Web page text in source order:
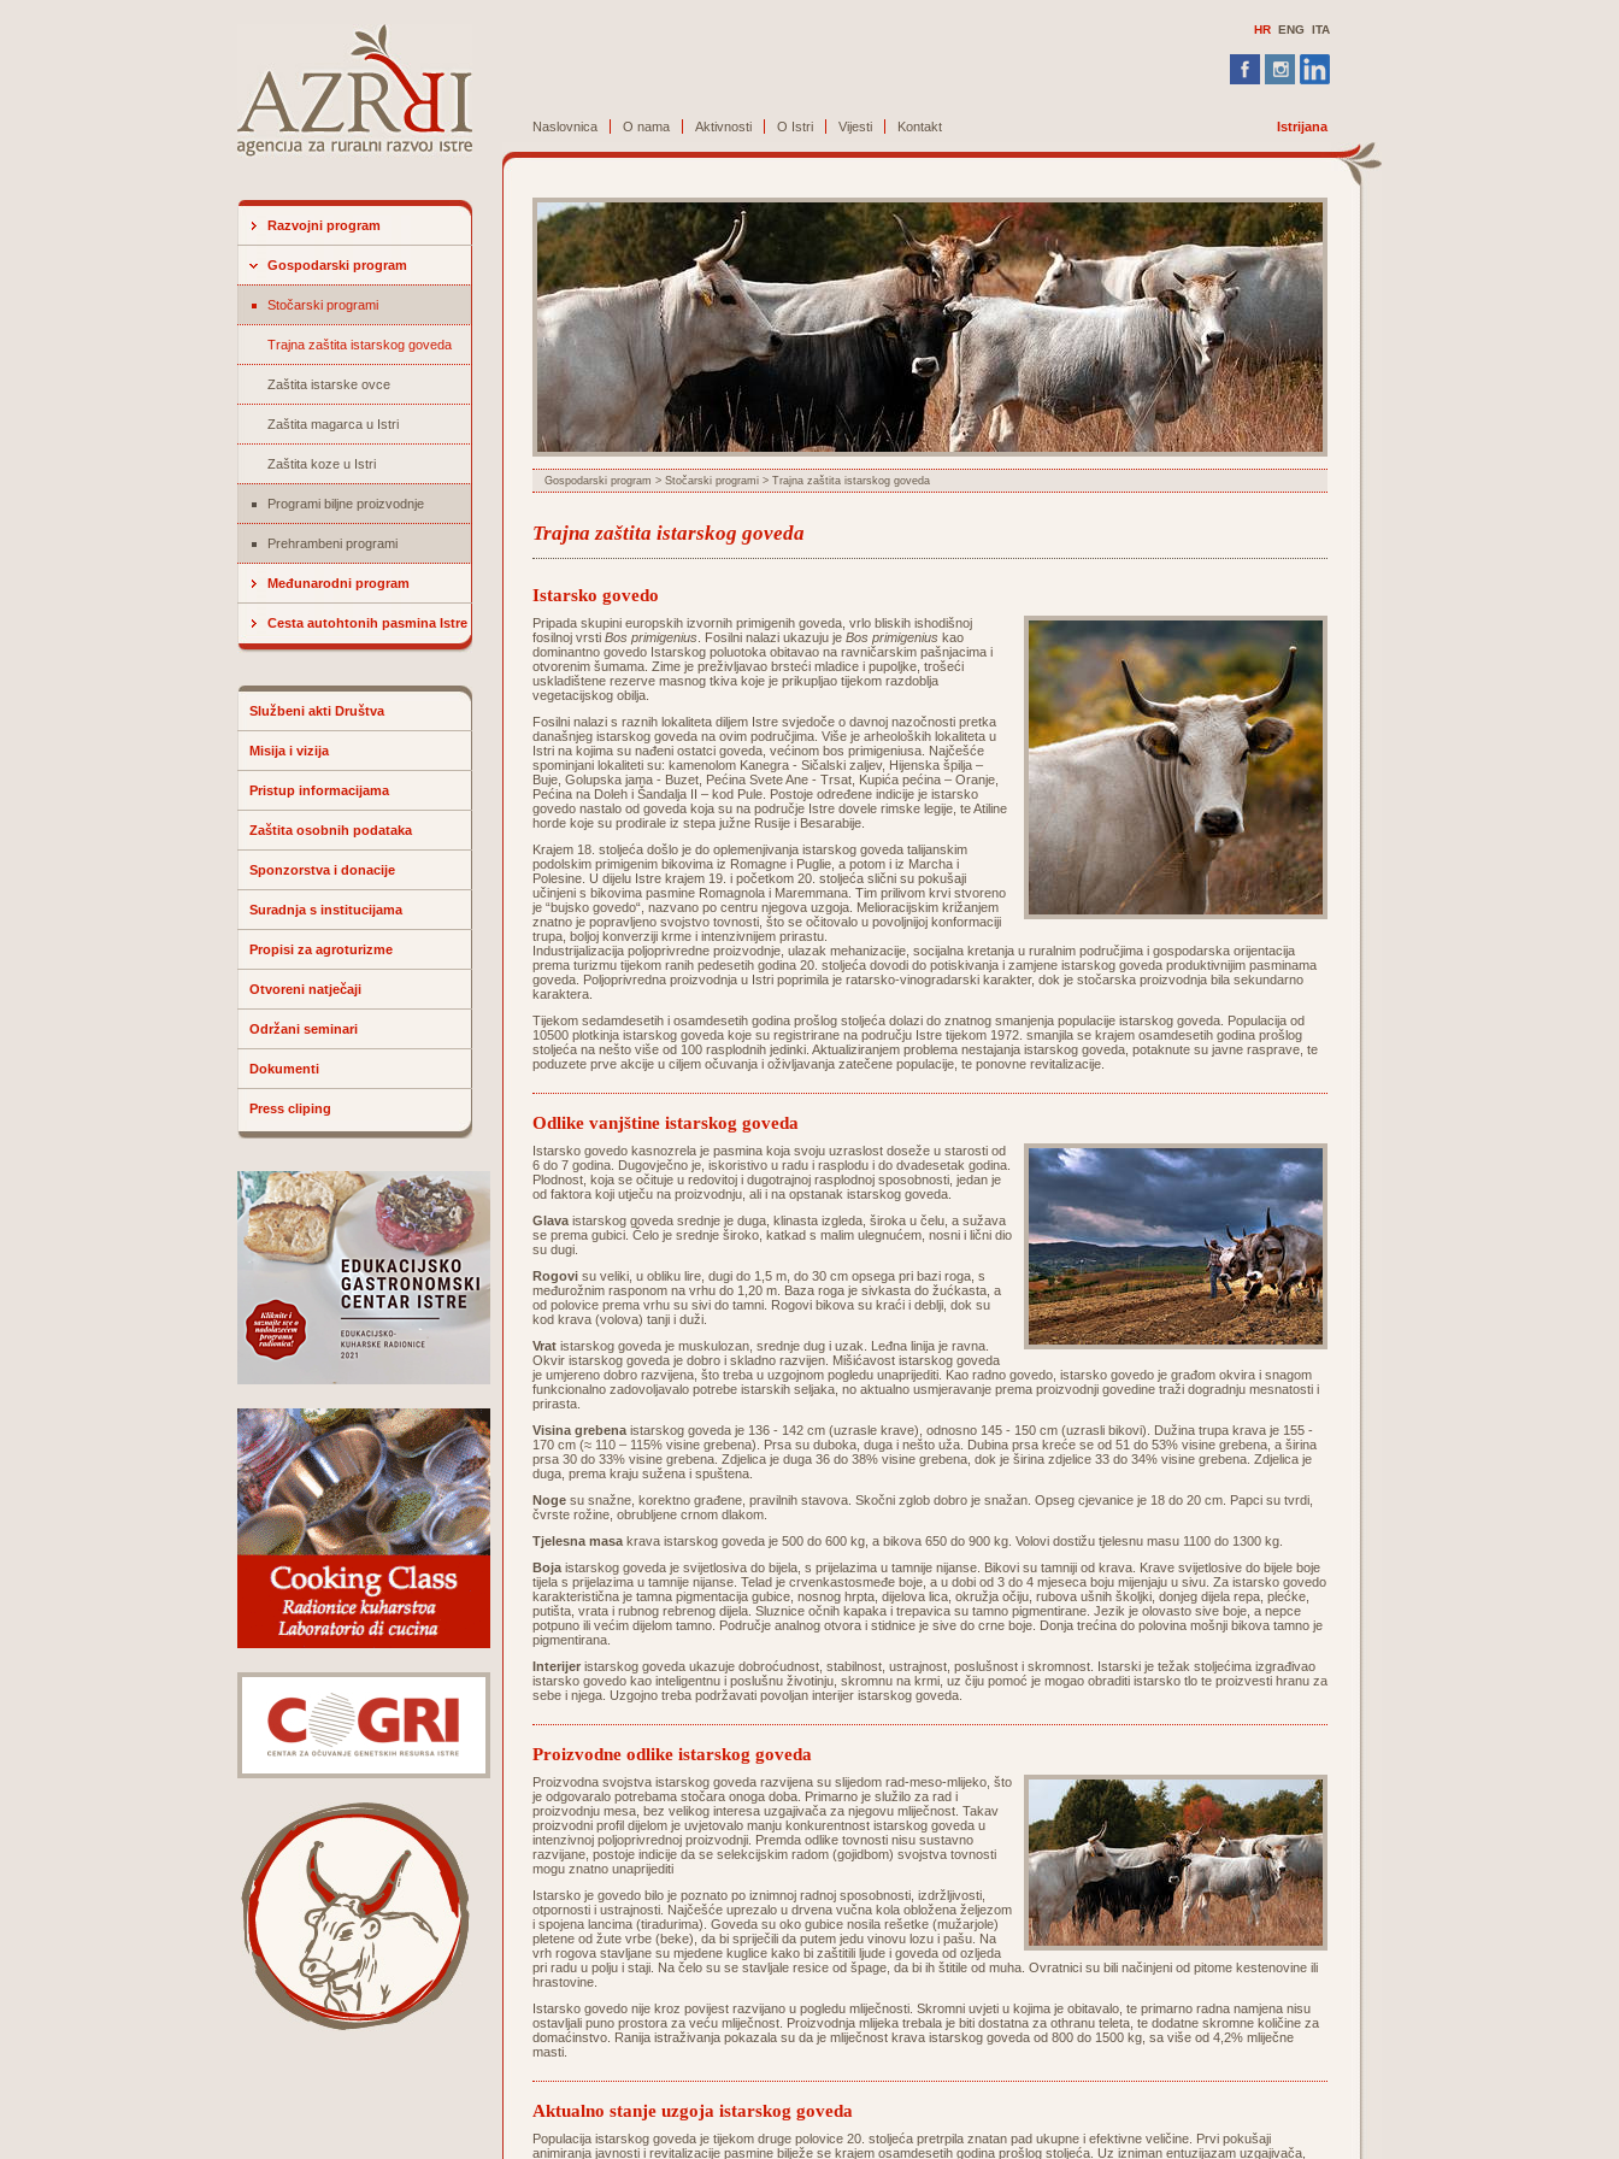
HR ENG ITA
Naslovnica O nama Aktivnosti O Istri Vijesti Kontakt Istrijana
Razvojni program
Gospodarski program
Stočarski programi
Trajna zaštita istarskog goveda
Zaštita istarske ovce
Zaštita magarca u Istri
Zaštita koze u Istri
Programi biljne proizvodnje
Prehrambeni programi
Međunarodni program
Cesta autohtonih pasmina Istre
Službeni akti Društva
Misija i vizija
Pristup informacijama
Zaštita osobnih podataka
Sponzorstva i donacije
Suradnja s institucijama
Propisi za agroturizme
Otvoreni natječaji
Održani seminari
Dokumenti
Press cliping
Gospodarski program > Stočarski programi > Trajna zaštita istarskog goveda
Trajna zaštita istarskog goveda
Istarsko govedo
Pripada skupini europskih izvornih primigenih goveda, vrlo bliskih ishodišnoj
fosilnoj vrsti Bos primigenius . Fosilni nalazi ukazuju je Bos primigenius kao
dominantno govedo Istarskog poluotoka obitavao na ravničarskim pašnjacima i
otvorenim šumama. Zime je preživljavao brsteći mladice i pupoljke, trošeći
uskladištene rezerve masnog tkiva koje je prikupljao tijekom razdoblja
vegetacijskog obilja.
Fosilni nalazi s raznih lokaliteta diljem Istre svjedoče o davnoj nazočnosti pretka
današnjeg istarskog goveda na ovim područjima. Više je arheoloških lokaliteta u
Istri na kojima su nađeni ostatci goveda, većinom bos primigeniusa. Najčešće
spominjani lokaliteti su: kamenolom Kanegra - Sičalski zaljev, Hijenska špilja –
Buje, Golupska jama - Buzet, Pećina Svete Ane - Trsat, Kupića pećina – Oranje,
Pećina na Doleh i Šandalja II – kod Pule. Postoje određene indicije je istarsko
govedo nastalo od goveda koja su na područje Istre dovele rimske legije, te Atiline
horde koje su prodirale iz stepa južne Rusije i Besarabije.
Krajem 18. stoljeća došlo je do oplemenjivanja istarskog goveda talijanskim
podolskim primigenim bikovima iz Romagne i Puglie, a potom i iz Marcha i
Polesine. U dijelu Istre krajem 19. i početkom 20. stoljeća slični su pokušaji
učinjeni s bikovima pasmine Romagnola i Maremmana. Tim prilivom krvi stvoreno
je “bujsko govedo“, nazvano po centru njegova uzgoja. Melioracijskim križanjem
znatno je popravljeno svojstvo tovnosti, što se očitovalo u povoljnijoj konformaciji
trupa, boljoj konverziji krme i intenzivnijem prirastu.
Industrijalizacija poljoprivredne proizvodnje, ulazak mehanizacije, socijalna kretanja u ruralnim područjima i gospodarska orijentacija
prema turizmu tijekom ranih pedesetih godina 20. stoljeća dovodi do potiskivanja i zamjene istarskog goveda produktivnijim pasminama
goveda. Poljoprivredna proizvodnja u Istri poprimila je ratarsko-vinogradarski karakter, dok je stočarska proizvodnja bila sekundarno
karaktera.
Tijekom sedamdesetih i osamdesetih godina prošlog stoljeća dolazi do znatnog smanjenja populacije istarskog goveda. Populacija od
10500 plotkinja istarskog goveda koje su registrirane na području Istre tijekom 1972. smanjila se krajem osamdesetih godina prošlog
stoljeća na nešto više od 100 rasplodnih jedinki. Aktualiziranjem problema nestajanja istarskog goveda, potaknute su javne rasprave, te
poduzete prve akcije u ciljem očuvanja i oživljavanja zatečene populacije, te ponovne revitalizacije.
Odlike vanjštine istarskog goveda
Istarsko govedo kasnozrela je pasmina koja svoju uzraslost doseže u starosti od
6 do 7 godina. Dugovječno je, iskoristivo u radu i rasplodu i do dvadesetak godina.
Plodnost, koja se očituje u redovitoj i dugotrajnoj rasplodnoj sposobnosti, jedan je
od faktora koji utječu na proizvodnju, ali i na opstanak istarskog goveda.
Glava istarskog goveda srednje je duga, klinasta izgleda, široka u čelu, a sužava
se prema gubici. Čelo je srednje široko, katkad s malim ulegnućem, nosni i lični dio
su dugi.
Rogovi su veliki, u obliku lire, dugi do 1,5 m, do 30 cm opsega pri bazi roga, s
međurožnim rasponom na vrhu do 1,20 m. Baza roga je sivkasta do žućkasta, a
od polovice prema vrhu su sivi do tamni. Rogovi bikova su kraći i deblji, dok su
kod krava (volova) tanji i duži.
Vrat istarskog goveda je muskulozan, srednje dug i uzak. Leđna linija je ravna.
Okvir istarskog goveda je dobro i skladno razvijen. Mišićavost istarskog goveda
je umjereno dobro razvijena, što treba u uzgojnom pogledu unaprijediti. Kao radno govedo, istarsko govedo je građom okvira i snagom
funkcionalno zadovoljavalo potrebe istarskih seljaka, no aktualno usmjeravanje prema proizvodnji govedine traži dogradnju mesnatosti i
prirasta.
Visina grebena istarskog goveda je 136 - 142 cm (uzrasle krave), odnosno 145 - 150 cm (uzrasli bikovi). Dužina trupa krava je 155 -
170 cm (≈ 110 – 115% visine grebena). Prsa su duboka, duga i nešto uža. Dubina prsa kreće se od 51 do 53% visine grebena, a širina
prsa 30 do 33% visine grebena. Zdjelica je duga 36 do 38% visine grebena, dok je širina zdjelice 33 do 34% visine grebena. Zdjelica je
duga, prema kraju sužena i spuštena.
Noge su snažne, korektno građene, pravilnih stavova. Skočni zglob dobro je snažan. Opseg cjevanice je 18 do 20 cm. Papci su tvrdi,
čvrste rožine, obrubljene crnom dlakom.
Tjelesna masa krava istarskog goveda je 500 do 600 kg, a bikova 650 do 900 kg. Volovi dostižu tjelesnu masu 1100 do 1300 kg.
Boja istarskog goveda je svijetlosiva do bijela, s prijelazima u tamnije nijanse. Bikovi su tamniji od krava. Krave svijetlosive do bijele boje
tijela s prijelazima u tamnije nijanse. Telad je crvenkastosmeđe boje, a u dobi od 3 do 4 mjeseca boju mijenjaju u sivu. Za istarsko govedo
karakteristična je tamna pigmentacija gubice, nosnog hrpta, dijelova lica, okružja očiju, rubova ušnih školjki, donjeg dijela repa, plećke,
putišta, vrata i rubnog rebrenog dijela. Sluznice očnih kapaka i trepavica su tamno pigmentirane. Jezik je olovasto sive boje, a nepce
potpuno ili većim dijelom tamno. Područje analnog otvora i stidnice je sive do crne boje. Donja trećina do polovina mošnji bikova tamno je
pigmentirana.
Interijer istarskog goveda ukazuje dobroćudnost, stabilnost, ustrajnost, poslušnost i skromnost. Istarski je težak stoljećima izgrađivao
istarsko govedo kao inteligentnu i poslušnu životinju, skromnu na krmi, uz čiju pomoć je mogao obraditi istarsko tlo te proizvesti hranu za
sebe i njega. Uzgojno treba podržavati povoljan interijer istarskog goveda.
Proizvodne odlike istarskog goveda
Proizvodna svojstva istarskog goveda razvijena su slijedom rad-meso-mlijeko, što
je odgovaralo potrebama stočara onoga doba. Primarno je služilo za rad i
proizvodnju mesa, bez velikog interesa uzgajivača za njegovu mliječnost. Takav
proizvodni profil dijelom je uvjetovalo manju konkurentnost istarskog goveda u
intenzivnoj poljoprivrednoj proizvodnji. Premda odlike tovnosti nisu sustavno
razvijane, postoje indicije da se selekcijskim radom (gojidbom) svojstva tovnosti
mogu znatno unaprijediti
Istarsko je govedo bilo je poznato po iznimnoj radnoj sposobnosti, izdržljivosti,
otpornosti i ustrajnosti. Najčešće uprezalo u drvena vučna kola obložena željezom
i spojena lancima (tiradurima). Goveda su oko gubice nosila rešetke (mužarjole)
pletene od žute vrbe (beke), da bi spriječili da putem jedu vinovu lozu i pašu. Na
vrh rogova stavljane su mjedene kuglice kako bi zaštitili ljude i goveda od ozljeda
pri radu u polju i staji. Na čelo su se stavljale resice od špage, da bi ih štitile od muha. Ovratnici su bili načinjeni od pitome kestenovine ili
hrastovine.
Istarsko govedo nije kroz povijest razvijano u pogledu mliječnosti. Skromni uvjeti u kojima je obitavalo, te primarno radna namjena nisu
ostavljali puno prostora za veću mliječnost. Proizvodnja mlijeka trebala je biti dostatna za othranu teleta, te dodatne skromne količine za
domaćinstvo. Ranija istraživanja pokazala su da je mliječnost krava istarskog goveda od 800 do 1500 kg, sa više od 4,2% mliječne
masti.
Aktualno stanje uzgoja istarskog goveda
Populacija istarskog goveda je tijekom druge polovice 20. stoljeća pretrpila znatan pad ukupne i efektivne veličine. Prvi pokušaji
animiranja javnosti i revitalizacije pasmine bilježe se krajem osamdesetih godina prošlog stoljeća. Uz izniman entuzijazam uzgajivača,